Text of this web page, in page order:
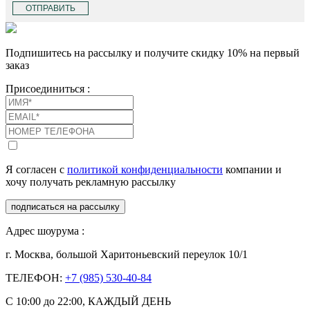
ОТПРАВИТЬ
Подпишитесь на рассылку и получите скидку 10% на первый
заказ
Присоединиться :
Я согласен с политикой конфиденциальности компании и
хочу получать рекламную рассылку
подписаться на рассылку
Адрес шоурума :
г. Москва, большой Харитоньевский переулок 10/1
ТЕЛЕФОН: +7 (985) 530-40-84
С 10:00 до 22:00, КАЖДЫЙ ДЕНЬ